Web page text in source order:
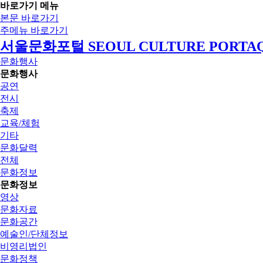
바로가기 메뉴
본문 바로가기
주메뉴 바로가기
서울문화포털 SEOUL CULTURE
문화행사
문화행사
공연
전시
축제
교육/체험
기타
문화달력
전체
문화정보
문화정보
영상
문화자료
문화공간
예술인/단체정보
비영리법인
문화정책